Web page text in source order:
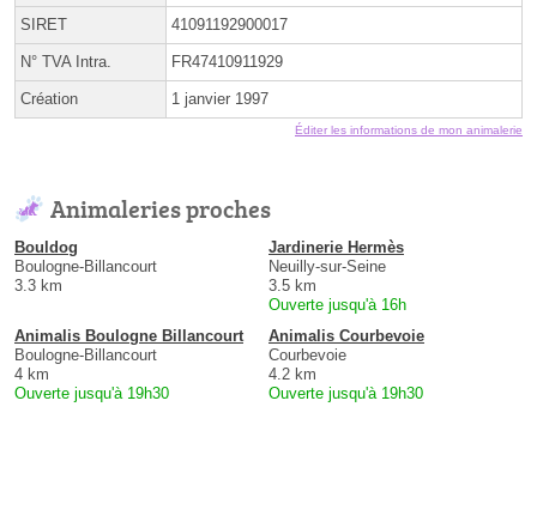
SIRET 41091192900017
N° TVA Intra. FR47410911929
Création 1 janvier 1997
Éditer les informations de mon animalerie
Animaleries proches
Bouldog
Boulogne-Billancourt
3.3 km
Jardinerie Hermès
Neuilly-sur-Seine
3.5 km
Ouverte jusqu'à 16h
Animalis Boulogne Billancourt
Boulogne-Billancourt
4 km
Ouverte jusqu'à 19h30
Animalis Courbevoie
Courbevoie
4.2 km
Ouverte jusqu'à 19h30